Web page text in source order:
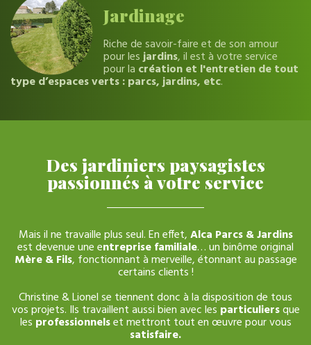
Jardinage
Riche de savoir-faire et de son amour
pour lesjardins, il est à votre service
pour la création et l'entretien de tout
type d’espaces verts : parcs, jardins, etc.
Des jardiniers paysagistes
passionnés à votre service
Mais il ne travaille plus seul. En effet,Alca Parcs & Jardins
est devenue une entreprise familiale… un binôme original
Mère & Fils, fonctionnant à merveille, étonnant au passage
certains clients !
Christine & Lionel se tiennent donc à la disposition de tous
vos projets. Ils travaillent aussi bien avec les particuliersque
les professionnelset mettront tout en œuvre pour vous
satisfaire.